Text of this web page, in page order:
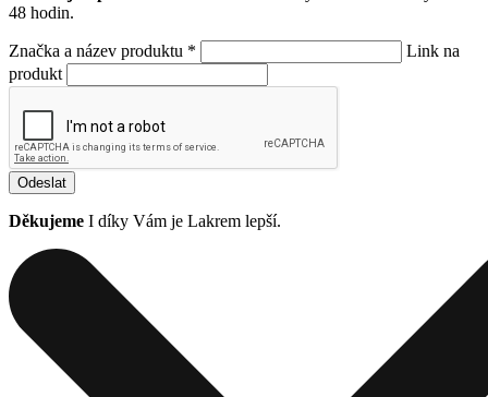
48 hodin.
Značka a název produktu *
Link na
produkt
Odeslat
Děkujeme I díky Vám je Lakrem lepší.